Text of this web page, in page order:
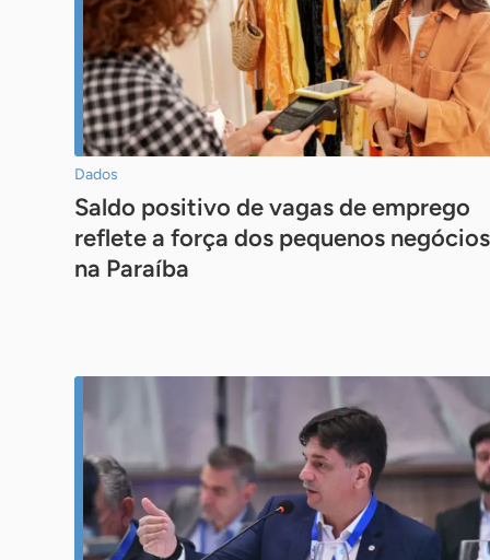
Dados
Saldo positivo de vagas de emprego
reflete a força dos pequenos negócios
na Paraíba